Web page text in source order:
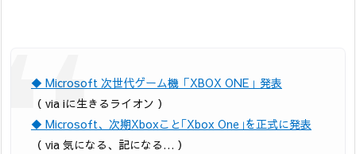
◆ Microsoft 次世代ゲーム機「XBOX ONE」発表
（ via iに生きるライオン ）
◆ Microsoft、次期Xboxこと｢Xbox One｣を正式に発表
（ via 気になる、記になる… ）